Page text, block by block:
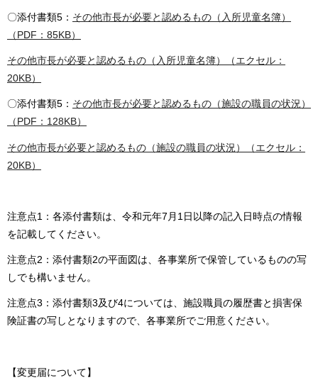
〇添付書類5： その他市長が必要と認めるもの（入所児童名簿）
（PDF：85KB）
その他市長が必要と認めるもの（入所児童名簿）（エクセル：
20KB）
〇添付書類5： その他市長が必要と認めるもの（施設の職員の状況）
（PDF：128KB）
その他市長が必要と認めるもの（施設の職員の状況）（エクセル：
20KB）
注意点1：各添付書類は、令和元年7月1日以降の記入日時点の情報
を記載してください。
注意点2：添付書類2の平面図は、各事業所で保管しているものの写
しでも構いません。
注意点3：添付書類3及び4については、施設職員の履歴書と損害保
険証書の写しとなりますので、各事業所でご用意ください。
【変更届について】